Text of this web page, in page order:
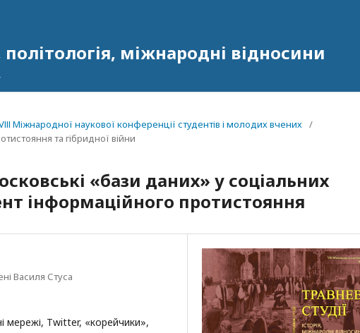
політологія, міжнародні відносини
Міжнародної наукової конференції студентів і молодих вчених /
та гібридної війни
«бази даних» у соціальних
інформаційного протистояння
Василя Стуса
мережі, Twitter, «корейчики»,